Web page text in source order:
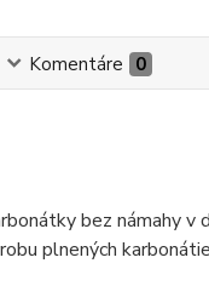
Komentáre 0
bez námahy v
plnených